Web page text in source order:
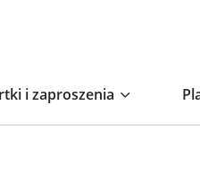
i zaproszenia